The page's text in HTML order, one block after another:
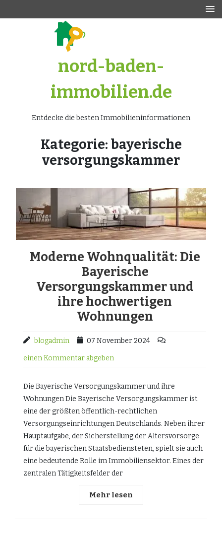
nord-baden-
immobilien.de
Entdecke die besten Immobilieninformationen
Kategorie: bayerische
versorgungskammer
Moderne Wohnqualität: Die
Bayerische
Versorgungskammer und
ihre hochwertigen
Wohnungen
blogadmin 07 November 2024
einen Kommentar abgeben
Die Bayerische Versorgungskammer und ihre
Wohnungen Die Bayerische Versorgungskammer ist
eine der größten öffentlich-rechtlichen
Versorgungseinrichtungen Deutschlands. Neben ihrer
Hauptaufgabe, der Sicherstellung der Altersvorsorge
für die bayerischen Staatsbediensteten, spielt sie auch
eine bedeutende Rolle im Immobiliensektor. Eines der
zentralen Tätigkeitsfelder der
Mehr lesen